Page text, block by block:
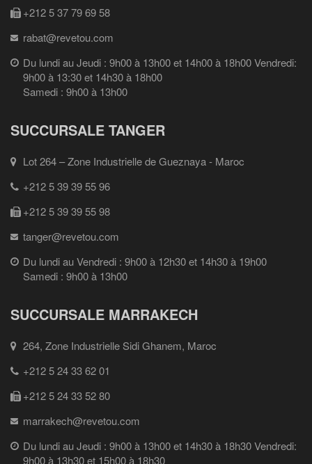
+212 5 37 79 69 58
rabat@revetou.com
Du lundi au Jeudi : 9h00 à 13h00 et 14h00 à 18h00 Vendredi:
9h00 à 13:30 et 14h30 à 18h00
Samedi : 9h00 à 13h00
SUCCURSALE TANGER
Lot 264 – Zone Industrielle de Gueznaya - Maroc
+212 5 39 39 55 96
+212 5 39 39 55 98
tanger@revetou.com
Du lundi au Vendredi : 9h00 à 12h30 et 14h30 à 19h00
Samedi : 9h00 à 13h00
SUCCURSALE MARRAKECH
264, Zone Industrielle Sidi Ghanem, Maroc
+212 5 24 33 62 01
+212 5 24 33 52 80
marrakech@revetou.com
Du lundi au Jeudi : 9h00 à 13h00 et 14h30 à 18h30 Vendredi:
9h00 à 13h30 et 15h00 à 18h30